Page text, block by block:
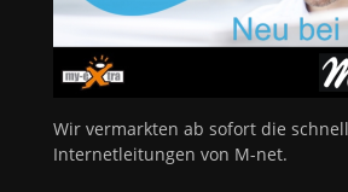
Wir vermarkten ab sofort die
Internetleitungen von M-net.